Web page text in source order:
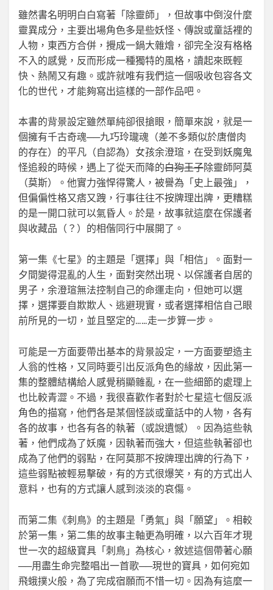
雖然書名明明白白寫著「除靈師」，但故事中倒沒什麼
靈異成分，主要出場角色多是些妖怪、傳說或童話裡的
人物，東西方合併，攪成一鍋大雜燴，卻完全沒有格格
不入的感覺，反而形成一種獨特的風格，讀起來既輕
快、熱鬧又有趣。或許就唯有我們這一個吸收包容各文
化的世代，才能夠寫出這樣的一部作品吧。
本書的背景設定雖然單純卻很搶眼，簡單來說，就是一
個擁有千古奇魂──九巧玲瓏魂（差不多類似於唐僧肉
的存在）的平凡（自認為）女孩余澄瑄，在受到妖魔鬼
怪追殺的時候，遇上了從天而降的白狗王子除靈師阿莫
（莫斯）。他實力強悍得驚人，被譽為「史上最強」，
但偏偏性格又痞又跩，行事往往不按牌理出牌，更糟糕
的是一開口就可以氣昏人。於是，故事就這麼在保護者
與收藏品（？）的相偕同行中展開了。
第一集《七星》的主題是「選擇」與「相信」。面對一
夕間變得混亂的人生，面對突然出現、以保護者自居的
男子，余澄瑄無法控制自己的命運走向，但她可以選
擇，選擇要自欺欺人、逃避現實，或者選擇相信自己眼
前所見的一切，並且堅定的……走一步算一步。
可能是一方面要帶出基本的背景設定，一方面要塑造主
人翁的性格，又同時要引出反派角色的緣故，因此第一
集的整體結構給人感覺稍顯雜亂，在一些細節的處理上
也比較青澀。不過，我很喜歡作者對於七星這七個反派
角色的描寫，他們各是某個怪談或童話中的人物，各有
各的故事，也各有各的執著（或說遺憾）。因為這些執
著，他們成為了妖魔，因執著而強大，但這些執著卻也
成為了他們的弱點，在阿莫那不按牌理出牌的行為下，
這些弱點被輕易擊破，有的方式很爆笑，有的方式出人
意料，也有的方式讓人感到淡淡的哀傷。
而第二集《刺鳥》的主題是「勇氣」與「願望」。相較
於第一集，第二集的故事主軸更為明確，以六百年才現
世一次的超級寶具「刺鳥」為核心，敘述這個帶著心願
──用盡生命完整唱出一首歌──現世的寶具，如何宛如
飛蛾撲火般，為了完成宿願而不惜一切。因為有這麼一